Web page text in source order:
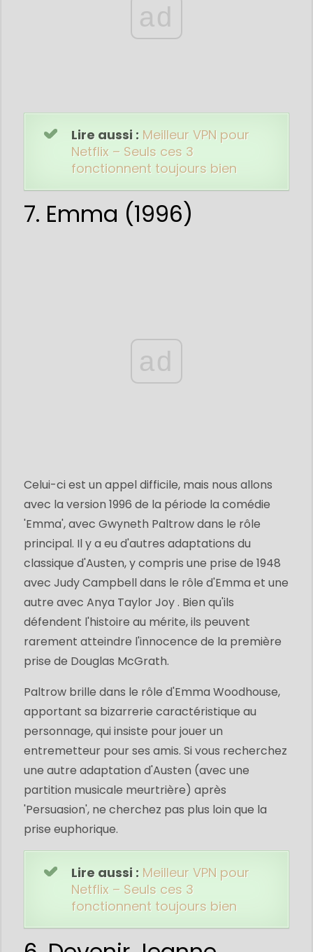
ad
Lire aussi : Meilleur VPN pour
Netflix – Seuls ces 3
fonctionnent toujours bien
7. Emma (1996)
ad
Celui-ci est un appel difficile, mais nous allons
avec la version 1996 de la période la comédie
'Emma', avec Gwyneth Paltrow dans le rôle
principal. Il y a eu d'autres adaptations du
classique d'Austen, y compris une prise de 1948
avec Judy Campbell dans le rôle d'Emma et une
autre avec Anya Taylor Joy . Bien qu'ils
défendent l'histoire au mérite, ils peuvent
rarement atteindre l'innocence de la première
prise de Douglas McGrath.
Paltrow brille dans le rôle d'Emma Woodhouse,
apportant sa bizarrerie caractéristique au
personnage, qui insiste pour jouer un
entremetteur pour ses amis. Si vous recherchez
une autre adaptation d'Austen (avec une
partition musicale meurtrière) après
'Persuasion', ne cherchez pas plus loin que la
prise euphorique.
Lire aussi : Meilleur VPN pour
Netflix – Seuls ces 3
fonctionnent toujours bien